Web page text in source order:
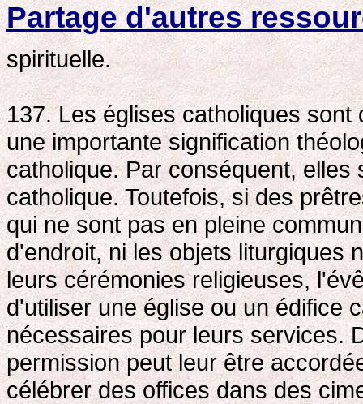
Partage d'autres
spirituelle.
137. Les églises catholiques
une importante signification
catholique. Par conséquent,
catholique. Toutefois, si des
qui ne sont pas en pleine
d'endroit, ni les objets liturgiques
leurs cérémonies religieuses,
d'utiliser une église ou un édifice
nécessaires pour leurs services.
permission peut leur être
célébrer des offices dans des